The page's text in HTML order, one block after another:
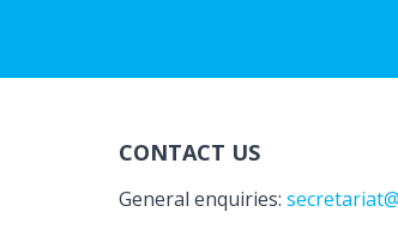
CONTACT US
General enquiries: